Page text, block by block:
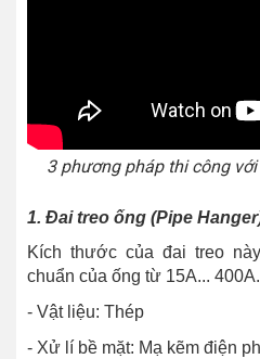
3 phương pháp thi công
1. Đai treo ống (Pipe
Kích thước của đai treo
chuẩn của ống từ 15A... 400A.
- Vật liệu: Thép
- Xử lí bề mặt: Mạ kẽm điện